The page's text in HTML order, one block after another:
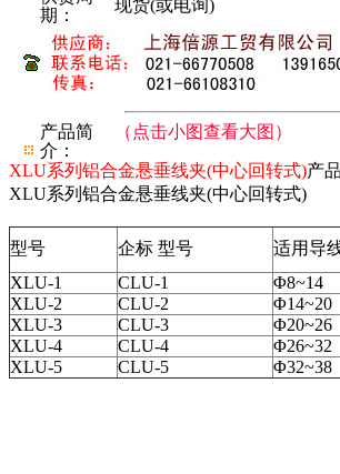
期：
现货(或电询)
产品简
介：
（点击小图查看大图）
XLU系列铝合金悬垂线夹(中心回转式)产
XLU系列铝合金悬垂线夹(中心回转式)
型号 企标 型号
适用导
XLU-1
CLU-1
Φ8~14
XLU-2
CLU-2
Φ14~20
XLU-3
CLU-3
Φ20~26
XLU-4
CLU-4
Φ26~32
XLU-5
CLU-5 Φ32~38